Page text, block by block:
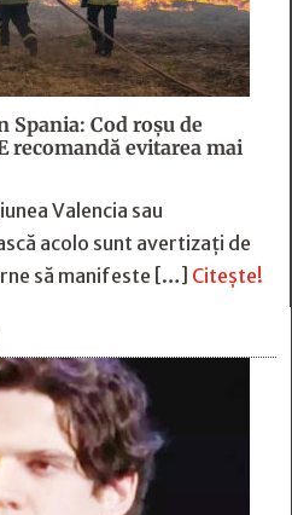
Cod roșu de
recomandă evitarea mai
Valencia sau
acolo sunt avertizați de
să manifeste […] Citește!